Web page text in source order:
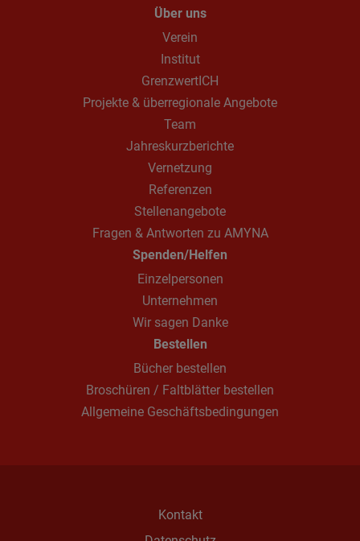
Über uns
Verein
Institut
GrenzwertICH
Projekte & überregionale Angebote
Team
Jahreskurzberichte
Vernetzung
Referenzen
Stellenangebote
Fragen & Antworten zu AMYNA
Spenden/Helfen
Einzelpersonen
Unternehmen
Wir sagen Danke
Bestellen
Bücher bestellen
Broschüren / Faltblätter bestellen
Allgemeine Geschäftsbedingungen
Kontakt